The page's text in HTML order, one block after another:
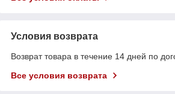
Условия возврата
Возврат товара в течение 14 дней по
Все условия возврата